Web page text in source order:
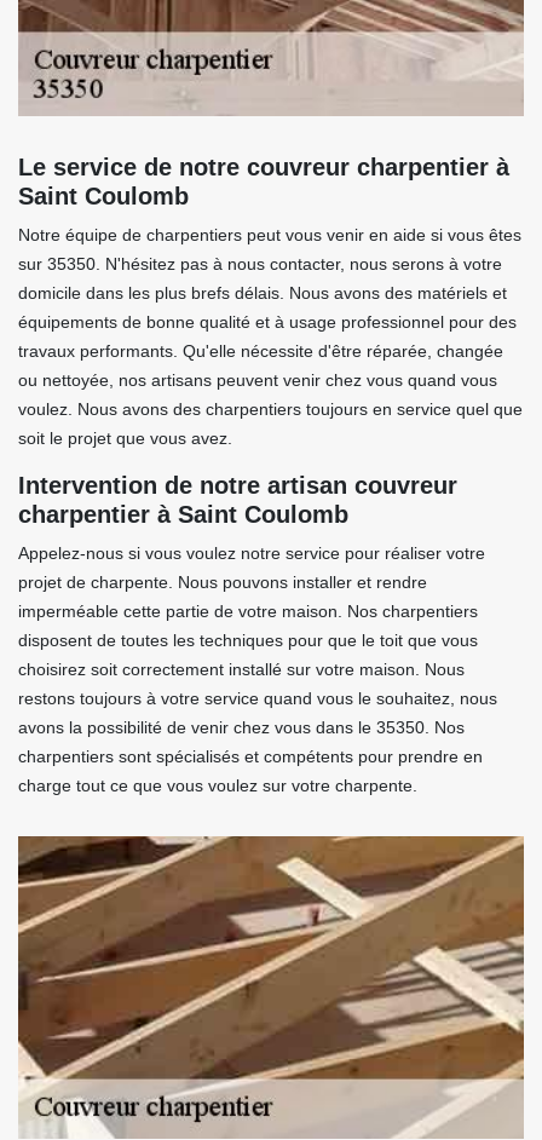
Le service de notre couvreur charpentier à
Saint Coulomb
Notre équipe de charpentiers peut vous venir en aide si vous êtes
sur 35350. N'hésitez pas à nous contacter, nous serons à votre
domicile dans les plus brefs délais. Nous avons des matériels et
équipements de bonne qualité et à usage professionnel pour des
travaux performants. Qu'elle nécessite d'être réparée, changée
ou nettoyée, nos artisans peuvent venir chez vous quand vous
voulez. Nous avons des charpentiers toujours en service quel que
soit le projet que vous avez.
Intervention de notre artisan couvreur
charpentier à Saint Coulomb
Appelez-nous si vous voulez notre service pour réaliser votre
projet de charpente. Nous pouvons installer et rendre
imperméable cette partie de votre maison. Nos charpentiers
disposent de toutes les techniques pour que le toit que vous
choisirez soit correctement installé sur votre maison. Nous
restons toujours à votre service quand vous le souhaitez, nous
avons la possibilité de venir chez vous dans le 35350. Nos
charpentiers sont spécialisés et compétents pour prendre en
charge tout ce que vous voulez sur votre charpente.